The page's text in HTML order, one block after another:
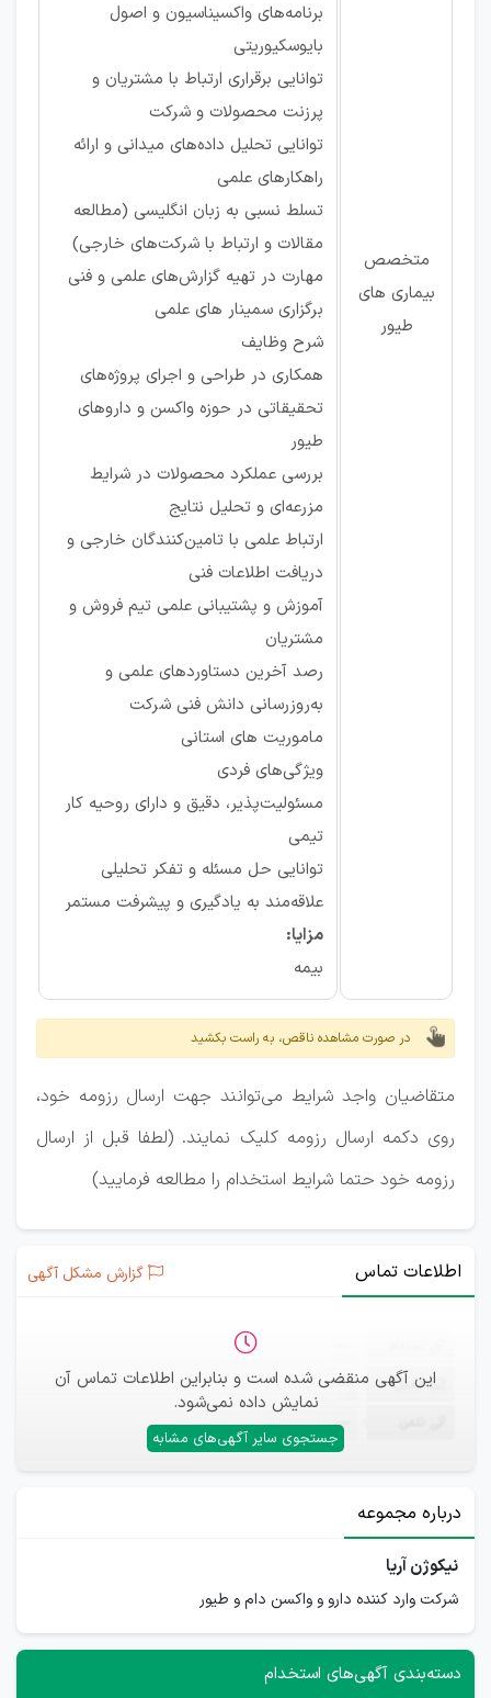
متخصص
بیماری های
طیور
برنامه‌های واکسیناسیون و اصول
بایوسکیوریتی
توانایی برقراری ارتباط با مشتریان و
پرزنت محصولات و شرکت
توانایی تحلیل داده‌های میدانی و ارائه
راهکارهای علمی
تسلط نسبی به زبان انگلیسی (مطالعه
مقالات و ارتباط با شرکت‌های خارجی)
مهارت در تهیه گزارش‌های علمی و فنی
برگزاری سمینار های علمی
شرح وظایف
همکاری در طراحی و اجرای پروژه‌های
تحقیقاتی در حوزه واکسن و داروهای
طیور
بررسی عملکرد محصولات در شرایط
مزرعه‌ای و تحلیل نتایج
ارتباط علمی با تامین‌کنندگان خارجی و
دریافت اطلاعات فنی
آموزش و پشتیبانی علمی تیم فروش و
مشتریان
رصد آخرین دستاوردهای علمی و
به‌روزرسانی دانش فنی شرکت
ماموریت های استانی
ویژگی‌های فردی
مسئولیت‌پذیر، دقیق و دارای روحیه کار
تیمی
توانایی حل مسئله و تفکر تحلیلی
علاقه‌مند به یادگیری و پیشرفت مستمر
مزایا:
بیمه
در صورت مشاهده ناقص، به راست بکشید
متقاضیان واجد شرایط می‌توانند جهت ارسال رزومه خود،
روی دکمه ارسال رزومه کلیک نمایند. (لطفا قبل از ارسال
رزومه خود حتما شرایط استخدام را مطالعه فرمایید)
اطلاعات تماس گزارش مشکل آگهی
این آگهی منقضی شده است و بنابراین اطلاعات تماس آن
نمایش داده نمی‌شود.
جستجوی سایر آگهی‌های مشابه
ایمیل —
—
درباره مجموعه
نیکوژن آریا
شرکت وارد کننده دارو و واکسن دام و طیور
دسته‌بندی آگهی‌های استخدام